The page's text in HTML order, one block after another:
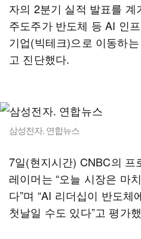
자의 2분기 실적 발표를
주도주가 반도체 등 AI 인
기업(빅테크)으로 이동하
고 진단했다.
삼성전자. 연합뉴스
7일(현지시간) CNBC의 프
레이머는 “오늘 시장은 마
다”며 “AI 리더십이 반도
첫날일 수도 있다”고 평가